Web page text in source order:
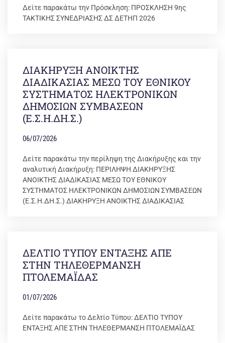
Δείτε παρακάτω την Πρόσκληση: ΠΡΟΣΚΛΗΣΗ 9ης
ΤΑΚΤΙΚΗΣ ΣΥΝΕΔΡΙΑΣΗΣ ΔΣ ΔΕΤΗΠ 2026
ΔΙΑΚΗΡΥΞΗ ΑΝΟΙΚΤΗΣ
ΔΙΑΔΙΚΑΣΙΑΣ ΜΕΣΩ ΤΟΥ ΕΘΝΙΚΟΥ
ΣΥΣΤΗΜΑΤΟΣ ΗΛΕΚΤΡΟΝΙΚΩΝ
ΔΗΜΟΣΙΩΝ ΣΥΜΒΑΣΕΩΝ
(Ε.Σ.Η.ΔΗ.Σ.)
06/07/2026
Δείτε παρακάτω την περίληψη της Διακήρυξης και την
αναλυτική Διακήρυξη: ΠΕΡΙΛΗΨΗ ΔΙΑΚΗΡΥΞΗΣ
ΑΝΟΙΚΤΗΣ ΔΙΑΔΙΚΑΣΙΑΣ ΜΕΣΩ ΤΟΥ ΕΘΝΙΚΟΥ
ΣΥΣΤΗΜΑΤΟΣ ΗΛΕΚΤΡΟΝΙΚΩΝ ΔΗΜΟΣΙΩΝ ΣΥΜΒΑΣΕΩΝ
(Ε.Σ.Η.ΔΗ.Σ.) ΔΙΑΚΗΡΥΞΗ ΑΝΟΙΚΤΗΣ ΔΙΑΔΙΚΑΣΙΑΣ
ΔΕΛΤΙΟ ΤΥΠΟΥ ΕΝΤΑΞΗΣ ΑΠΕ
ΣΤΗΝ ΤΗΛΕΘΕΡΜΑΝΣΗ
ΠΤΟΛΕΜΑΪΔΑΣ
01/07/2026
Δείτε παρακάτω το Δελτίο Τύπου: ΔΕΛΤΙΟ ΤΥΠΟΥ
ΕΝΤΑΞΗΣ ΑΠΕ ΣΤΗΝ ΤΗΛΕΘΕΡΜΑΝΣΗ ΠΤΟΛΕΜΑΪΔΑΣ